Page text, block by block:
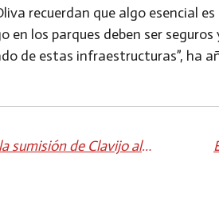
recuerdan que algo esencial
en los parques deben ser
de estas infraestructuras”, ha
NC denuncia que la sumisión de Clavijo al PP impide cualquier solución a la crisis humanitaria de los menores migrantes